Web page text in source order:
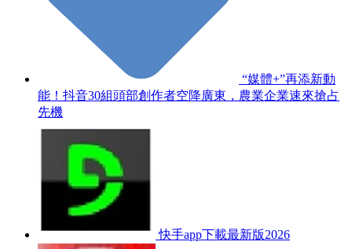
“媒體+”再添新動
能！抖音30組頭部創作者空降廣東，農業企業速來搶占
先機
快手app下載最新版2026